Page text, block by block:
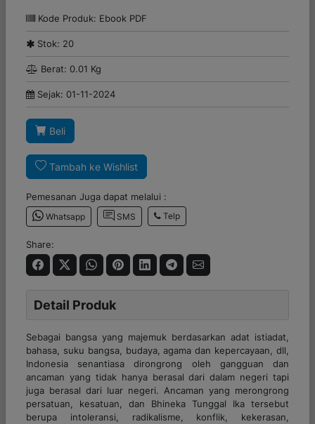
Kode Produk: Ebook PDF
Stok: 20
Berat: 0.01 Kg
Sejak: 01-11-2024
Beli
Tambah ke Wishlist
Pemesanan Juga dapat melalui :
Whatsapp SMS Telp
Share:
Detail Produk
Sebagai bangsa yang majemuk berdasarkan adat istiadat,
bahasa, suku bangsa, budaya, agama dan kepercayaan, dll,
Indonesia senantiasa dirongrong oleh gangguan dan
ancaman yang tidak hanya berasal dari dalam negeri tapi
juga berasal dari luar negeri. Ancaman yang merongrong
persatuan, kesatuan, dan Bhineka Tunggal Ika tersebut
berupa intoleransi, radikalisme, konflik, kekerasan,